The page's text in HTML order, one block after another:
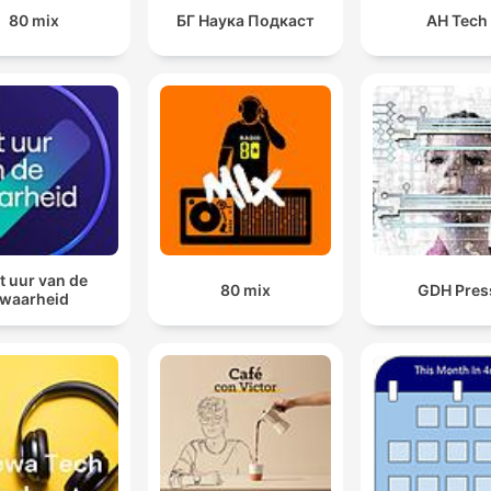
80 mix БГ Наука Подкаст AH Tech
uur van de
80 mix GDH